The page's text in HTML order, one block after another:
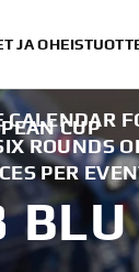
JA
CUP
ROUNDS
PER